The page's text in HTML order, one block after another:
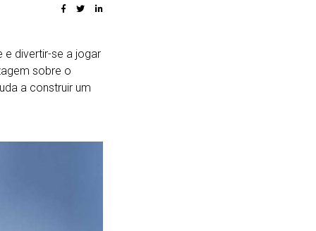
e divertir-se a jogar
sobre o
a construir um